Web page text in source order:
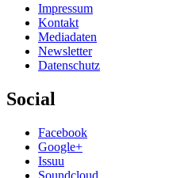
Impressum
Kontakt
Mediadaten
Newsletter
Datenschutz
Social
Facebook
Google+
Issuu
Soundcloud